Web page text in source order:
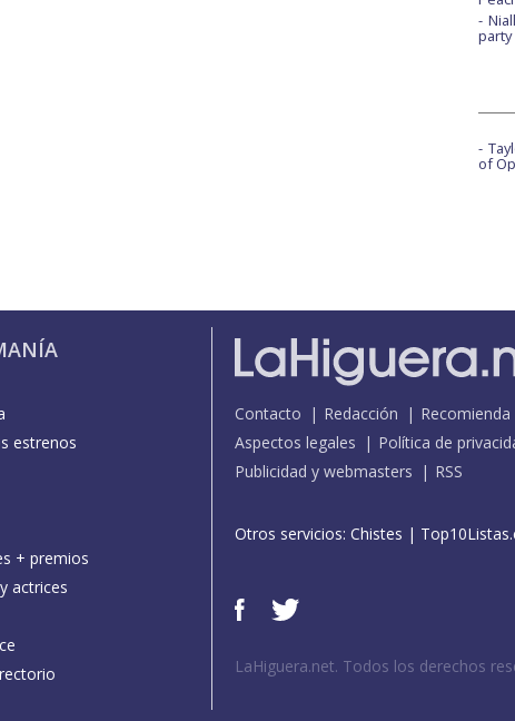
party
of
estrenos
+ premios
actrices
Contacto Redacción Recomienda
Aspectos legales
Política de
Publicidad y webmasters
RSS
Otros servicios: Chistes |
LaHiguera.net. Todos los derechos